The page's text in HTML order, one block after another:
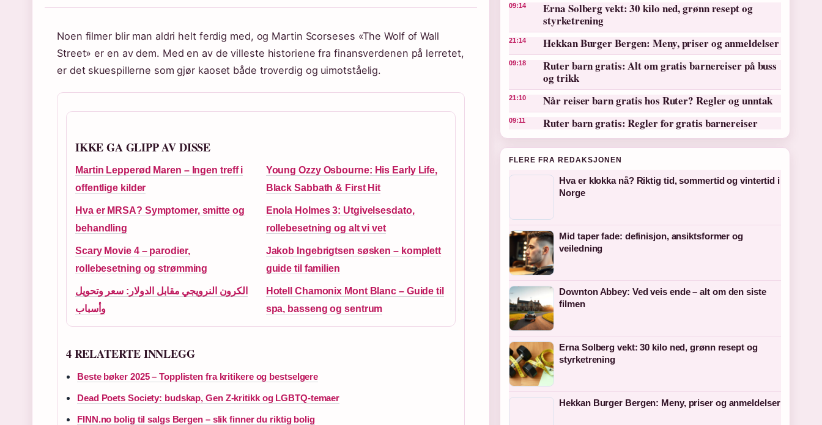
Noen filmer blir man aldri helt ferdig med, og Martin Scorseses «The Wolf of Wall
Street» er en av dem. Med en av de villeste historiene fra finansverdenen på lerretet,
er det skuespillerne som gjør kaoset både troverdig og uimotståelig.
IKKE GA GLIPP AV DISSE
Martin Lepperød Maren – Ingen treff i
offentlige kilder
Young Ozzy Osbourne: His Early Life,
Black Sabbath & First Hit
Hva er MRSA? Symptomer, smitte og
behandling
Enola Holmes 3: Utgivelsesdato,
rollebesetning og alt vi vet
Scary Movie 4 – parodier,
rollebesetning og strømming
Jakob Ingebrigtsen søsken – komplett
guide til familien
الكرون النرويجي مقابل الدولار: سعر وتحويل
وأسباب
Hotell Chamonix Mont Blanc – Guide til
spa, basseng og sentrum
4 RELATERTE INNLEGG
Beste bøker 2025 – Topplisten fra kritikere og bestselgere
Dead Poets Society: budskap, Gen Z-kritikk og LGBTQ-temaer
FINN.no bolig til salgs Bergen – slik finner du riktig bolig
09:14
Erna Solberg vekt: 30 kilo ned, grønn resept og
styrketrening
21:14 Hekkan Burger Bergen: Meny, priser og anmeldelser
09:18
Ruter barn gratis: Alt om gratis barnereiser på buss
og trikk
21:10 Når reiser barn gratis hos Ruter? Regler og unntak
09:11 Ruter barn gratis: Regler for gratis barnereiser
FLERE FRA REDAKSJONEN
Hva er klokka nå? Riktig tid, sommertid og vintertid i
Norge
Mid taper fade: definisjon, ansiktsformer og
veiledning
Downton Abbey: Ved veis ende – alt om den siste
filmen
Erna Solberg vekt: 30 kilo ned, grønn resept og
styrketrening
Hekkan Burger Bergen: Meny, priser og anmeldelser